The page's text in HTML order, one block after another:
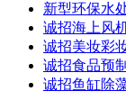
新型环保水
诚招海上风
诚招美妆彩
诚招食品预
诚招鱼缸除